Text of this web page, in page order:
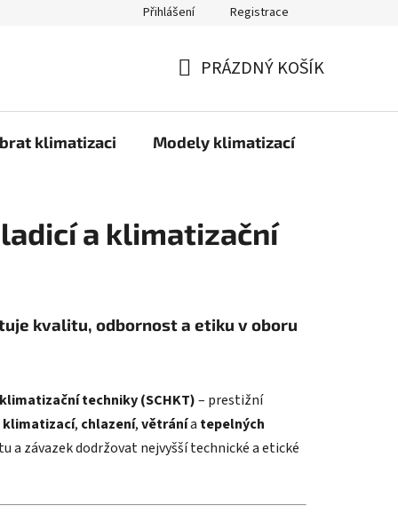
Přihlášení Registrace
KOŠÍK
PRÁZDNÝ KOŠÍK
klimatizaci Modely klimatizací
a klimatizační
kvalitu, odbornost a etiku v oboru
techniky (SCHKT)– prestižní
klimatizací, chlazení,větránía tepelných
a závazek dodržovat nejvyšší technické a etické